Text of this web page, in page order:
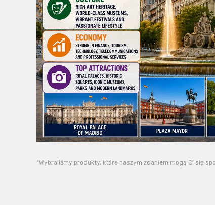
*Wybraliśmy produkty, które naszym zdaniem mogą Ci się